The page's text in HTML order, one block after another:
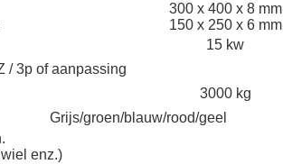
300 x 400 x 8 mm
150 x 250 x 6 mm
15 kw
/ 3p of aanpassing
3000 kg
Grijs/groen/blauw/rood/geel
enz.)